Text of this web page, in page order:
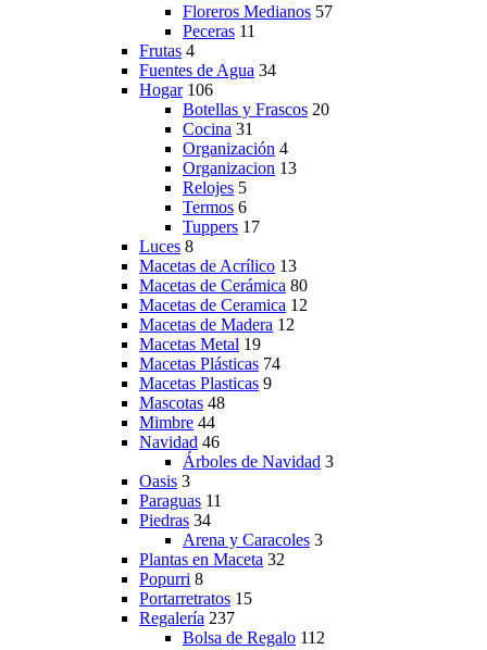
Floreros Medianos 57
Peceras 11
Frutas 4
Fuentes de Agua 34
Hogar 106
Botellas y Frascos 20
Cocina 31
Organización 4
Organizacion 13
Relojes 5
Termos 6
Tuppers 17
Luces 8
Macetas de Acrílico 13
Macetas de Cerámica 80
Macetas de Ceramica 12
Macetas de Madera 12
Macetas Metal 19
Macetas Plásticas 74
Macetas Plasticas 9
Mascotas 48
Mimbre 44
Navidad 46
Árboles de Navidad 3
Oasis 3
Paraguas 11
Piedras 34
Arena y Caracoles 3
Plantas en Maceta 32
Popurri 8
Portarretratos 15
Regalería 237
Bolsa de Regalo 112